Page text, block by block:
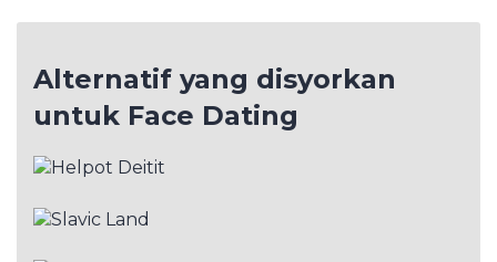
Alternatif yang disyorkan
untuk Face Dating